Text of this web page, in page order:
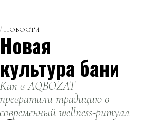
НОВОСТИ
Новая
культура бани
Как в AQBOZAT
превратили традицию в
современный wellness-ритуал